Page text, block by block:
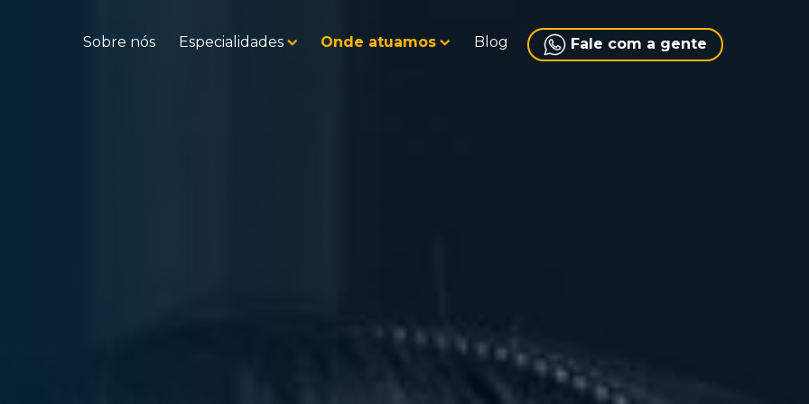
Sobre nós Especialidades Onde atuamos Blog Fale com a gente